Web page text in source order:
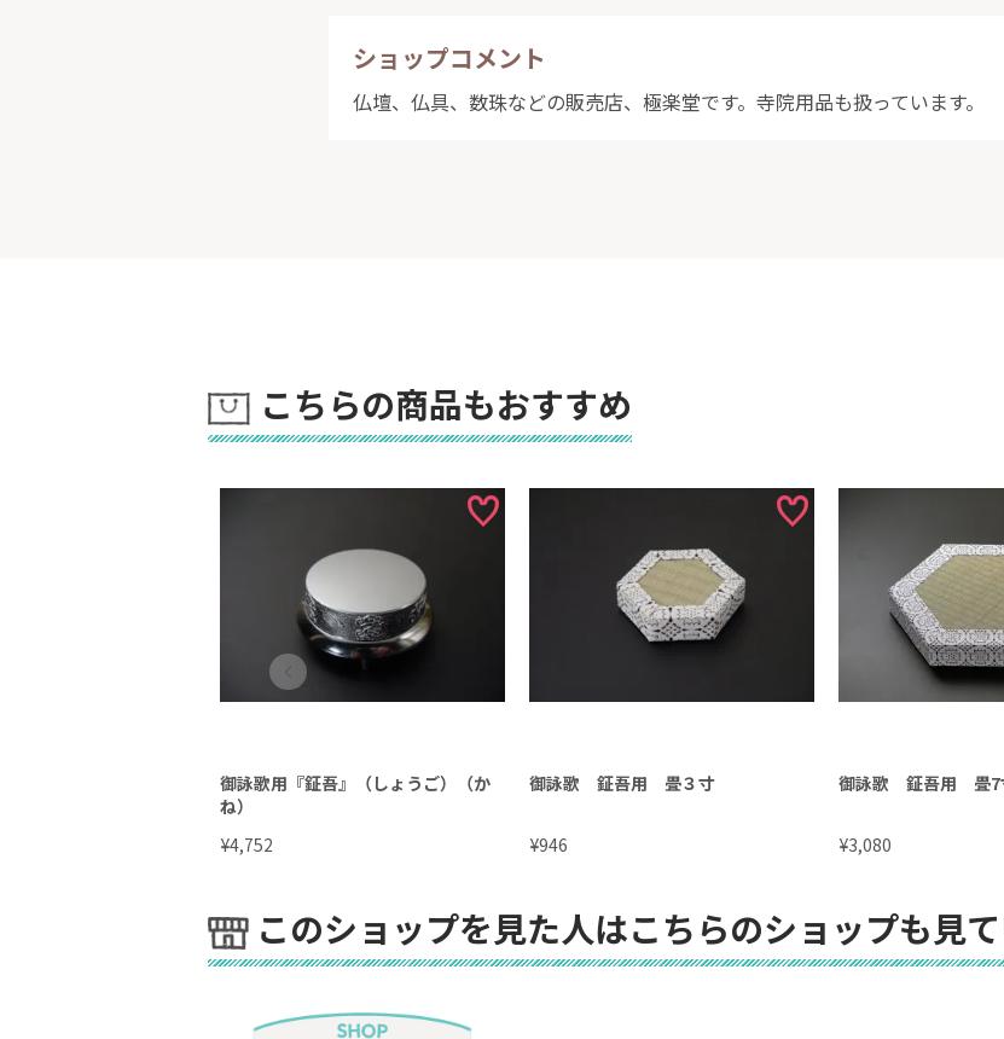
ショップコメント
仏壇、仏具、数珠などの販売店、極楽堂です。寺院用品も扱っています。
こちらの商品もおすすめ
御詠歌用『鉦吾』（しょうご）（か
ね）
¥4,752
御詠歌 鉦吾用 畳３寸
¥946
御詠歌 鉦吾用 畳7
¥3,080
このショップを見た人はこちらのショップも見